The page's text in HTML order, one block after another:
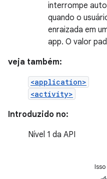
interrompe
quando o
enraizada em
app. O valor
veja também:
<application>
<activity>
Introduzido no:
Nível 1 da API